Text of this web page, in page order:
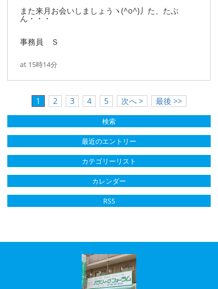
また来月お会いしましょうヽ(^o^)丿た、たぶ
ん・・・
事務員 Ｓ
at 15時14分
1 2 3 4 5 次へ > 最後 >>
検索
最近のエントリー
カテゴリーリスト
カレンダー
RSS